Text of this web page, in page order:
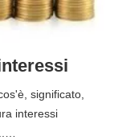
significato,
interessi